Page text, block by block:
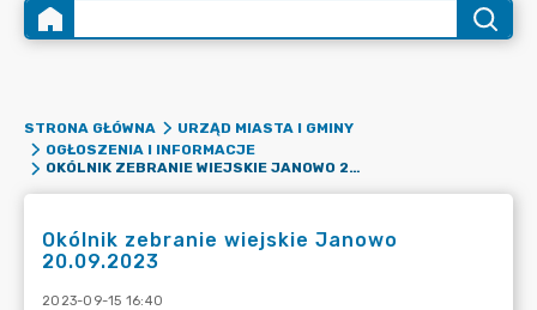
STRONA GŁÓWNA
URZĄD MIASTA I GMINY
OGŁOSZENIA I INFORMACJE
OKÓLNIK ZEBRANIE WIEJSKIE JANOWO 20.09.2023
Okólnik zebranie wiejskie Janowo
20.09.2023
2023-09-15 16:40